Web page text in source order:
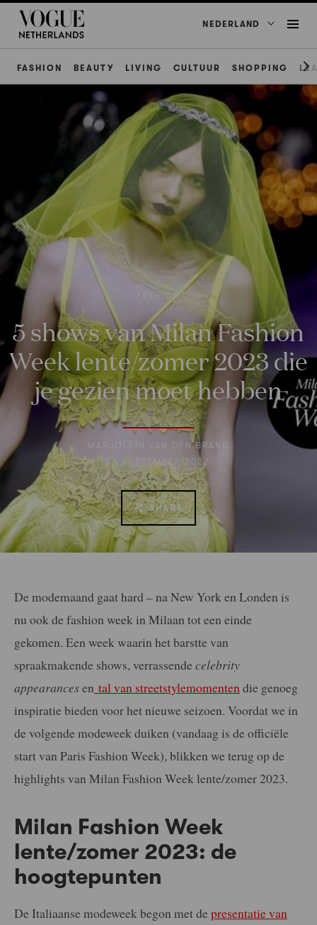
NEDERLAND
FASHION BEAUTY LIVING CULTUUR SHOPPING
FASHION
5 shows van Milan Fashion
Week lente/zomer 2023 die
je gezien moet hebben
MARJOLEIN VAN DEN BRAND
26 SEPTEMBER 2022
SHARE
De modemaand gaat hard – na New York en Londen is
nu ook de fashion week in Milaan tot een einde
gekomen. Een week waarin het barstte van
spraakmakende shows, verrassende celebrity
appearancesen tal van streetstylemomentendie genoeg
inspiratie bieden voor het nieuwe seizoen. Voordat we in
de volgende modeweek duiken (vandaag is de officiële
start van Paris Fashion Week), blikken we terug op de
highlights van Milan Fashion Week lente/zomer 2023.
Milan Fashion Week
lente/zomer 2023: de
hoogtepunten
De Italiaanse modeweek begon met de presentatie van